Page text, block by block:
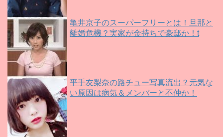
亀井京子のスーパーフリーとは！旦那と
離婚危機？実家が金持ちで豪邸か！t
平手友梨奈の路チュー写真流出？元気な
い原因は病気＆メンバーと不仲か！